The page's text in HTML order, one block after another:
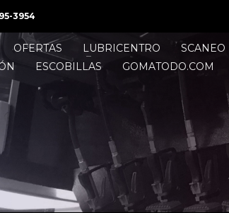
3954
OFERTAS LUBRICENTRO SCANEO
ESCOBILLAS GOMATODO.COM